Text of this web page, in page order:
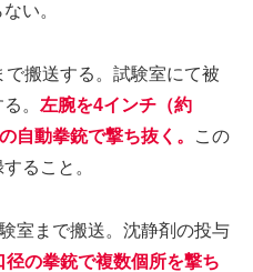
い。
搬送する。試験室にて被
。 左腕を4インチ（約
自動拳銃で撃ち抜く。
この
ること。
室まで搬送。沈静剤の投与
径の拳銃で複数個所を撃ち